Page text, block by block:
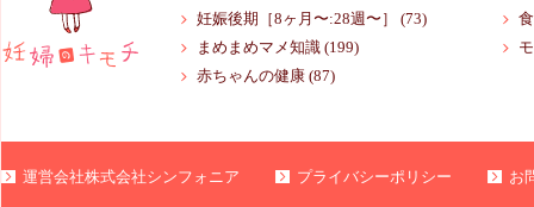
妊娠後期［8ヶ月〜:28週〜］
(73)
まめまめマメ知識 (199)
赤ちゃんの健康 (87)
運営会社株式会社シンフォニア プライバシーポリシー お